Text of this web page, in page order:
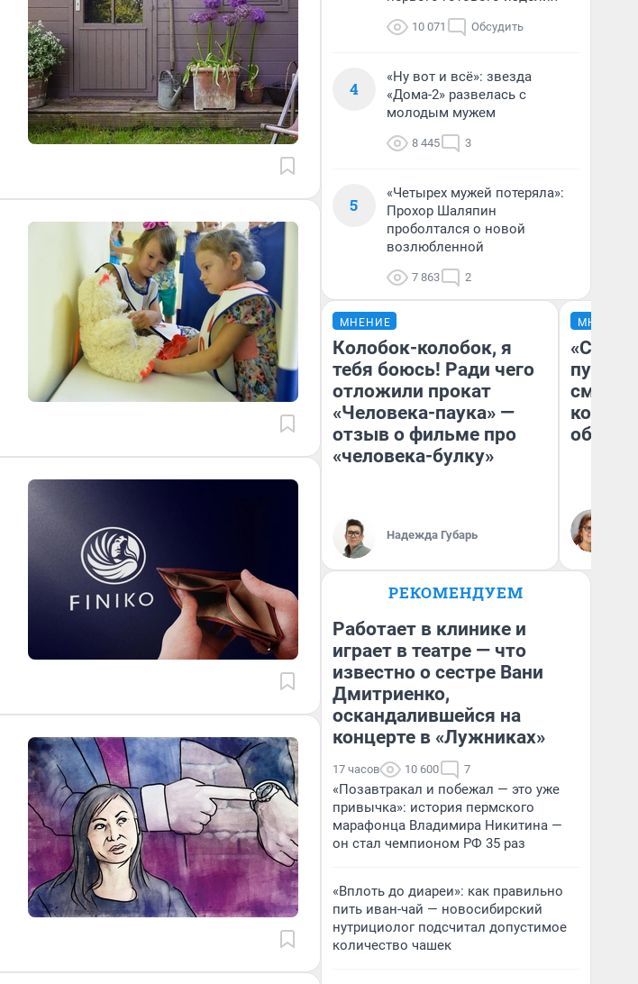
10 071 Обсудить
4
«Ну вот и всё»: звезда
«Дома-2» развелась с
молодым мужем
8 445 3
5
«Четырех мужей потеряла»:
Прохор Шаляпин
проболтался о новой
возлюбленной
7 863 2
МНЕНИЕ
Колобок-колобок, я
тебя боюсь! Ради чего
отложили прокат
«Человека-паука» —
отзыв о фильме про
«человека-булку»
Надежда Губарь
МНЕНИЕ
РЕКОМЕНДУЕМ
Работает в клинике и
играет в театре — что
известно о сестре Вани
Дмитриенко,
оскандалившейся на
концерте в «Лужниках»
17 часов 10 600 7
«Позавтракал и побежал — это уже
привычка»: история пермского
марафонца Владимира Никитина —
он стал чемпионом РФ 35 раз
«Вплоть до диареи»: как правильно
пить иван-чай — новосибирский
нутрициолог подсчитал допустимое
количество чашек